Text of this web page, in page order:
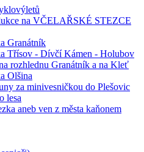
na VČELAŘSKÉ STEZCE
Granátník
Třísov - Dívčí Kámen - Holubov
rozhlednu Granátník a na Kleť
Olšina
za minivesničkou do Plešovic
lesa
aneb ven z města kaňonem